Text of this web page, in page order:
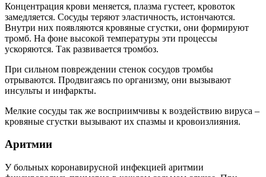
Концентрация крови меняется, плазма густеет, кровоток
замедляется. Сосуды теряют эластичность, истончаются.
Внутри них появляются кровяные сгустки, они формируют
тромб. На фоне высокой температуры эти процессы
ускоряются. Так развивается тромбоз.
При сильном повреждении стенок сосудов тромбы
отрываются. Продвигаясь по организму, они вызывают
инсульты и инфаркты.
Мелкие сосуды так же восприимчивы к воздействию вируса –
кровяные сгустки вызывают их спазмы и кровоизлияния.
Аритмии
У больных коронавирусной инфекцией аритмии